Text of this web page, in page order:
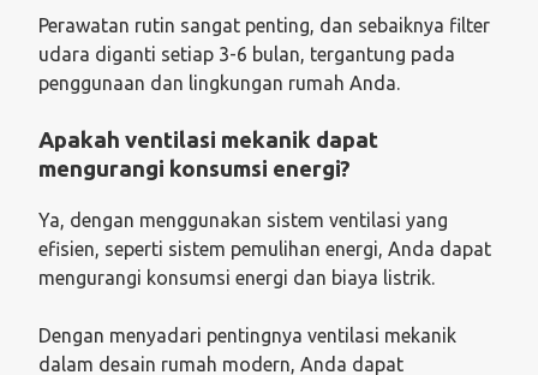
Perawatan rutin sangat penting, dan sebaiknya filter
udara diganti setiap 3-6 bulan, tergantung pada
penggunaan dan lingkungan rumah Anda.
Apakah ventilasi mekanik dapat
mengurangi konsumsi energi?
Ya, dengan menggunakan sistem ventilasi yang
efisien, seperti sistem pemulihan energi, Anda dapat
mengurangi konsumsi energi dan biaya listrik.
Dengan menyadari pentingnya ventilasi mekanik
dalam desain rumah modern, Anda dapat